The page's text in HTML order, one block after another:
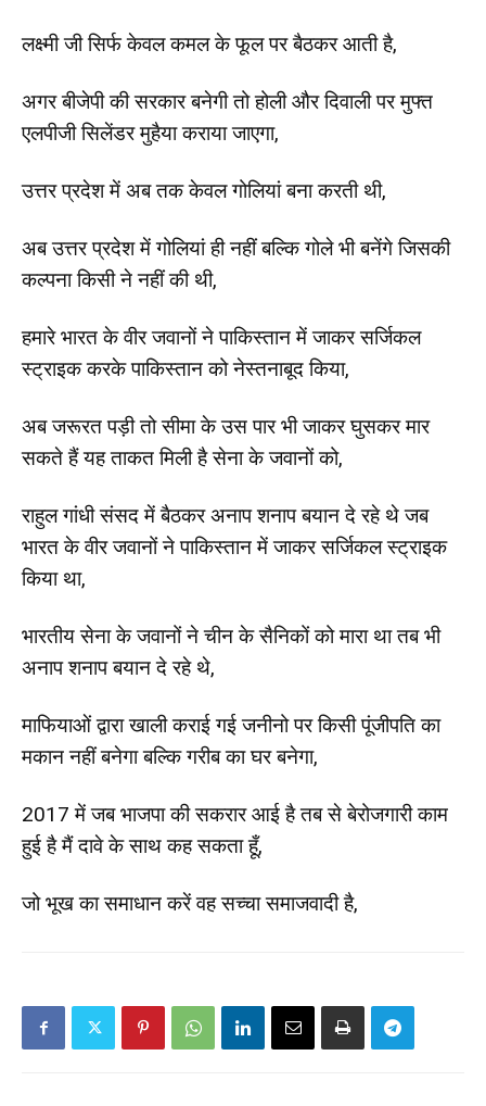
लक्ष्मी जी सिर्फ केवल कमल के फूल पर बैठकर आती है,
अगर बीजेपी की सरकार बनेगी तो होली और दिवाली पर मुफ्त
एलपीजी सिलेंडर मुहैया कराया जाएगा,
उत्तर प्रदेश में अब तक केवल गोलियां बना करती थी,
अब उत्तर प्रदेश में गोलियां ही नहीं बल्कि गोले भी बनेंगे जिसकी
कल्पना किसी ने नहीं की थी,
हमारे भारत के वीर जवानों ने पाकिस्तान में जाकर सर्जिकल
स्ट्राइक करके पाकिस्तान को नेस्तनाबूद किया,
अब जरूरत पड़ी तो सीमा के उस पार भी जाकर घुसकर मार
सकते हैं यह ताकत मिली है सेना के जवानों को,
राहुल गांधी संसद में बैठकर अनाप शनाप बयान दे रहे थे जब
भारत के वीर जवानों ने पाकिस्तान में जाकर सर्जिकल स्ट्राइक
किया था,
भारतीय सेना के जवानों ने चीन के सैनिकों को मारा था तब भी
अनाप शनाप बयान दे रहे थे,
माफियाओं द्वारा खाली कराई गई जनीनो पर किसी पूंजीपति का
मकान नहीं बनेगा बल्कि गरीब का घर बनेगा,
2017 में जब भाजपा की सकरार आई है तब से बेरोजगारी काम
हुई है मैं दावे के साथ कह सकता हूँ,
जो भूख का समाधान करें वह सच्चा समाजवादी है,